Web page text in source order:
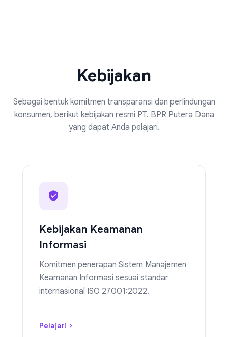
Kebijakan
Sebagai bentuk komitmen transparansi dan perlindungan
konsumen, berikut kebijakan resmi PT. BPR Putera Dana
yang dapat Anda pelajari.
Kebijakan Keamanan
Informasi
Komitmen penerapan Sistem Manajemen
Keamanan Informasi sesuai standar
internasional ISO 27001:2022.
Pelajari